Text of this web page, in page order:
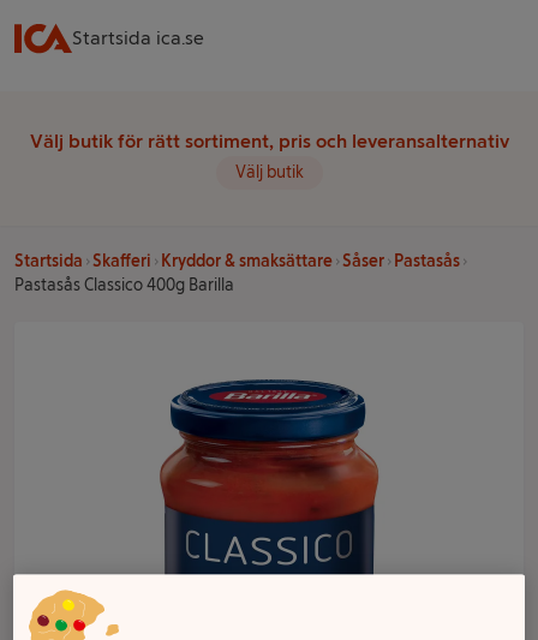
Startsida ica.se
Välj butik för rätt sortiment, pris och leveransalternativ
Välj butik
Startsida Skafferi Kryddor & smaksättare Såser
Pastasås
Pastasås Classico 400g Barilla